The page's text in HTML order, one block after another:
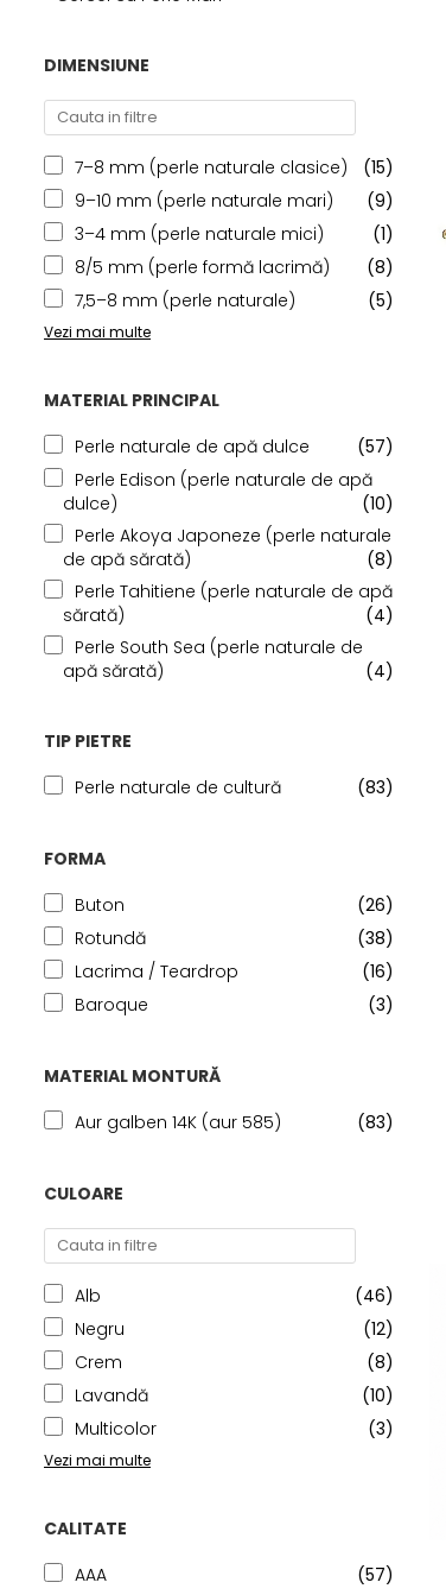
Brose cu Perle
DIMENSIUNE
7–8 mm (perle naturale clasice)
(15)
9–10 mm (perle naturale mari)
(9)
3–4 mm (perle naturale mici)
(1)
8/5 mm (perle formă lacrimă)
(8)
7,5–8 mm (perle naturale)
(5)
Vezi mai multe
MATERIAL PRINCIPAL
Perle naturale de apă dulce
(57)
Perle Edison (perle naturale de apă
dulce)
(10)
Perle Akoya Japoneze (perle naturale
de apă sărată)
(8)
Perle Tahitiene (perle naturale de apă
sărată)
(4)
Perle South Sea (perle naturale de
apă sărată)
(4)
TIP PIETRE
Perle naturale de cultură
(83)
FORMA
Buton
(26)
Rotundă
(38)
Lacrima / Teardrop
(16)
Baroque
(3)
MATERIAL MONTURĂ
Aur galben 14K (aur 585)
(83)
CULOARE
Alb
(46)
Negru
(12)
Crem
(8)
Lavandă
(10)
Multicolor
(3)
Vezi mai multe
CALITATE
AAA
(57)